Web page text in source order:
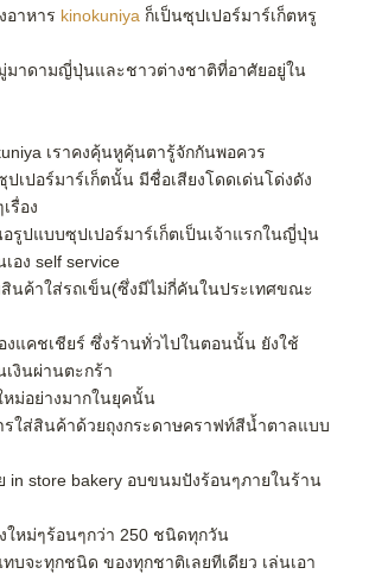
อาหาร kinokuniya ก็เป็นซุปเปอร์มาร์เก็ตหรู
มาดามญี่ปุ่นและชาวต่างชาติที่อาศัยอยู่ใน
เราคงคุ้นหูคุ้นตารู้จักกันพอควร
ปเปอร์มาร์เก็ตนั้น มีชื่อเสียงโดดเด่นโด่งดัง
รื่อง
รูปแบบซุปเปอร์มาร์เก็ตเป็นเจ้าแรกในญี่ปุ่น
อง self service
นค้าใส่รถเข็น(ซึ่งมีไม่กี่คันในประเทศขณะ
งแคชเชียร์ ซึ่งร้านทั่วไปในตอนนั้น ยังใช้
งินผ่านตะกร้า
หม่อย่างมากในยุคนั้น
รใส่สินค้าด้วยถุงกระดาษคราฟท์สีน้ำตาลแบบ
in store bakery อบขนมปังร้อนๆภายในร้าน
หม่ๆร้อนๆกว่า 250 ชนิดทุกวัน
บจะทุกชนิด ของทุกชาติเลยทีเดียว เล่นเอา